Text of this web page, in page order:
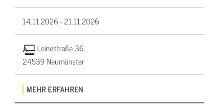
14.11.2026 -21.11.2026
Leinestraße 36,
24539 Neumünster
MEHR ERFAHREN